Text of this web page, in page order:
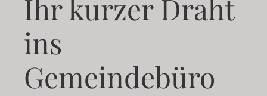
Ihr kurzer Draht
ins
Gemeindebüro